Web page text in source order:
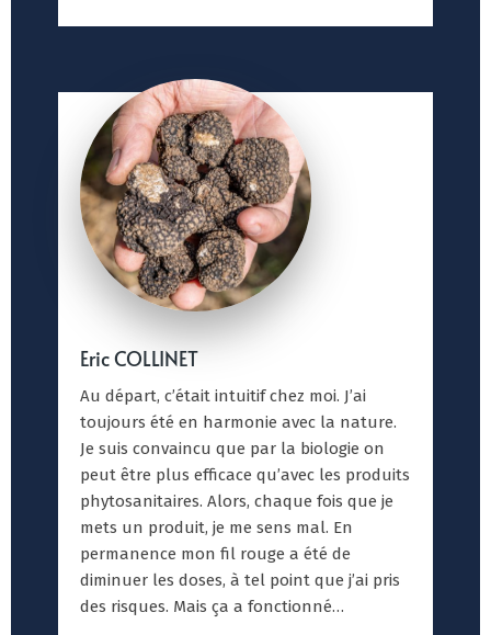
Eric COLLINET
Au départ, c’était intuitif chez moi. J’ai
toujours été en harmonie avec la nature.
Je suis convaincu que par la biologie on
peut être plus efficace qu’avec les produits
phytosanitaires. Alors, chaque fois que je
mets un produit, je me sens mal. En
permanence mon fil rouge a été de
diminuer les doses, à tel point que j’ai pris
des risques. Mais ça a fonctionné…